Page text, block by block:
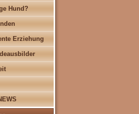
Hund?
Erziehung